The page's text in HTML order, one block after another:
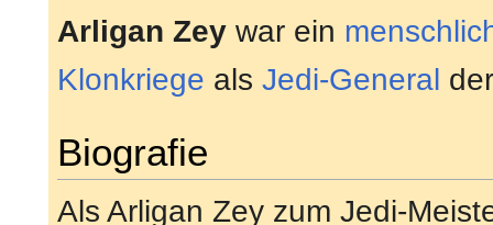
Arligan Zey war ein
Klonkriege als Jedi-General
Biografie
Als Arligan Zey zum Jedi-